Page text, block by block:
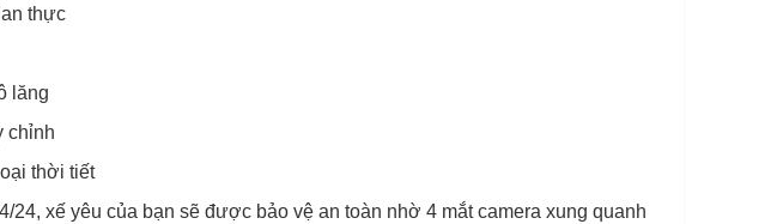
thực
lăng
chỉnh
thời tiết
24, xế yêu của bạn sẽ được bảo vệ an toàn nhờ 4 mắt camera xung quanh